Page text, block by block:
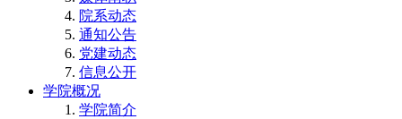
院系动态
通知公告
党建动态
信息公开
学院概况
学院简介